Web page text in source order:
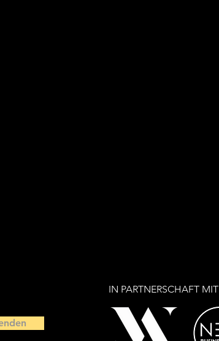
IN PARTNERSCHAFT MIT